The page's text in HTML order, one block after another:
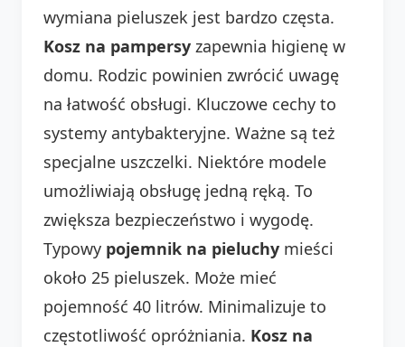
wymiana pieluszek jest bardzo częsta.
Kosz na pampersy zapewnia higienę w
domu. Rodzic powinien zwrócić uwagę
na łatwość obsługi. Kluczowe cechy to
systemy antybakteryjne. Ważne są też
specjalne uszczelki. Niektóre modele
umożliwiają obsługę jedną ręką. To
zwiększa bezpieczeństwo i wygodę.
Typowy pojemnik na pieluchy mieści
około 25 pieluszek. Może mieć
pojemność 40 litrów. Minimalizuje to
częstotliwość opróżniania. Kosz na